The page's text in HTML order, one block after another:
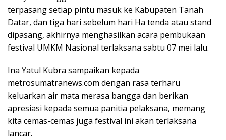
terpasang setiap pintu masuk ke Kabupaten Tanah
Datar, dan tiga hari sebelum hari Ha tenda atau stand
dipasang, akhirnya menghasilkan acara pembukaan
festival UMKM Nasional terlaksana sabtu 07 mei lalu.
Ina Yatul Kubra sampaikan kepada
metrosumatranews.com dengan rasa terharu
keluarkan air mata merasa bangga dan berikan
apresiasi kepada semua panitia pelaksana, memang
kita cemas-cemas juga festival ini akan terlaksana
lancar.